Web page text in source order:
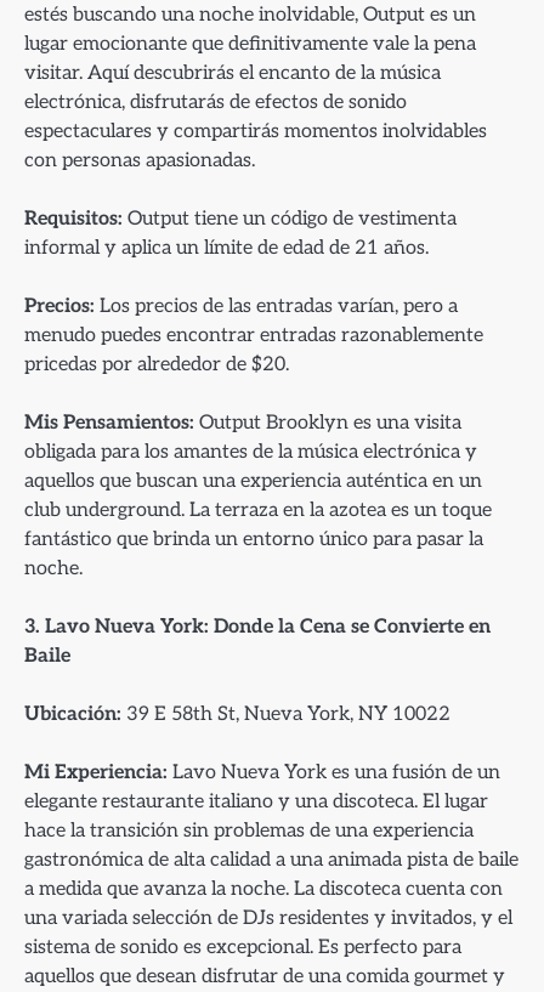
estés buscando una noche inolvidable, Output es un
lugar emocionante que definitivamente vale la pena
visitar. Aquí descubrirás el encanto de la música
electrónica, disfrutarás de efectos de sonido
espectaculares y compartirás momentos inolvidables
con personas apasionadas.
Requisitos: Output tiene un código de vestimenta
informal y aplica un límite de edad de 21 años.
Precios: Los precios de las entradas varían, pero a
menudo puedes encontrar entradas razonablemente
pricedas por alrededor de $20.
Mis Pensamientos: Output Brooklyn es una visita
obligada para los amantes de la música electrónica y
aquellos que buscan una experiencia auténtica en un
club underground. La terraza en la azotea es un toque
fantástico que brinda un entorno único para pasar la
noche.
3. Lavo Nueva York: Donde la Cena se Convierte en
Baile
Ubicación: 39 E 58th St, Nueva York, NY 10022
Mi Experiencia: Lavo Nueva York es una fusión de un
elegante restaurante italiano y una discoteca. El lugar
hace la transición sin problemas de una experiencia
gastronómica de alta calidad a una animada pista de baile
a medida que avanza la noche. La discoteca cuenta con
una variada selección de DJs residentes y invitados, y el
sistema de sonido es excepcional. Es perfecto para
aquellos que desean disfrutar de una comida gourmet y